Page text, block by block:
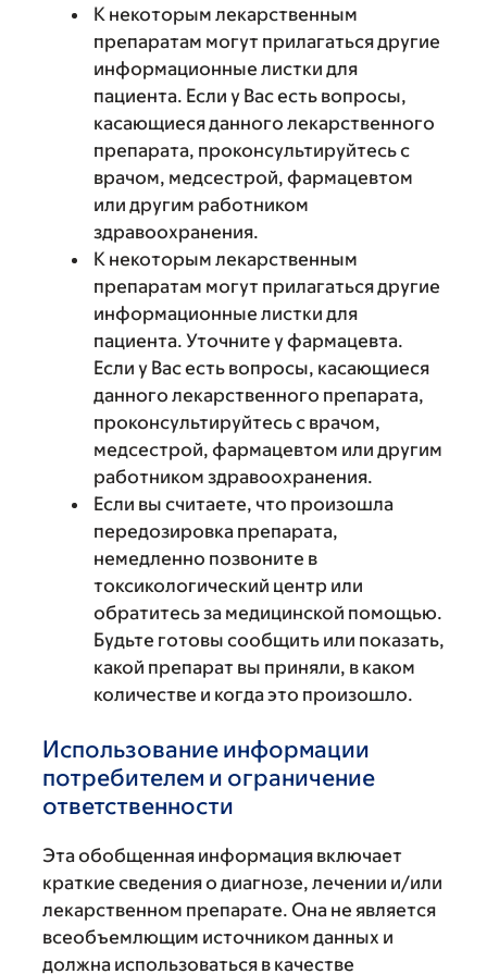
К некоторым лекарственным
препаратам могут прилагаться другие
информационные листки для
пациента. Если у Вас есть вопросы,
касающиеся данного лекарственного
препарата, проконсультируйтесь с
врачом, медсестрой, фармацевтом
или другим работником
здравоохранения.
К некоторым лекарственным
препаратам могут прилагаться другие
информационные листки для
пациента. Уточните у фармацевта.
Если у Вас есть вопросы, касающиеся
данного лекарственного препарата,
проконсультируйтесь с врачом,
медсестрой, фармацевтом или другим
работником здравоохранения.
Если вы считаете, что произошла
передозировка препарата,
немедленно позвоните в
токсикологический центр или
обратитесь за медицинской помощью.
Будьте готовы сообщить или показать,
какой препарат вы приняли, в каком
количестве и когда это произошло.
Использование информации
потребителем и ограничение
ответственности
Эта обобщенная информация включает
краткие сведения о диагнозе, лечении и/или
лекарственном препарате. Она не является
всеобъемлющим источником данных и
должна использоваться в качестве